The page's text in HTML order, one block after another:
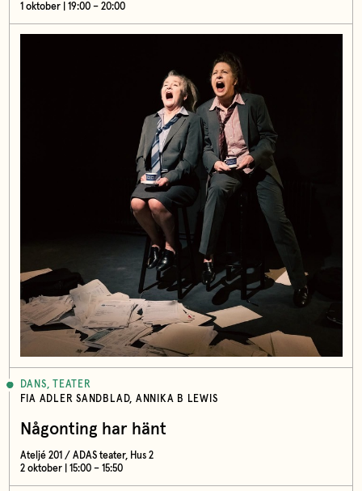
1 oktober | 19:00 – 20:00
DANS, TEATER
FIA ADLER SANDBLAD, ANNIKA B LEWIS
Någonting har hänt
Ateljé 201 / ADAS teater, Hus 2
2 oktober | 15:00 – 15:50